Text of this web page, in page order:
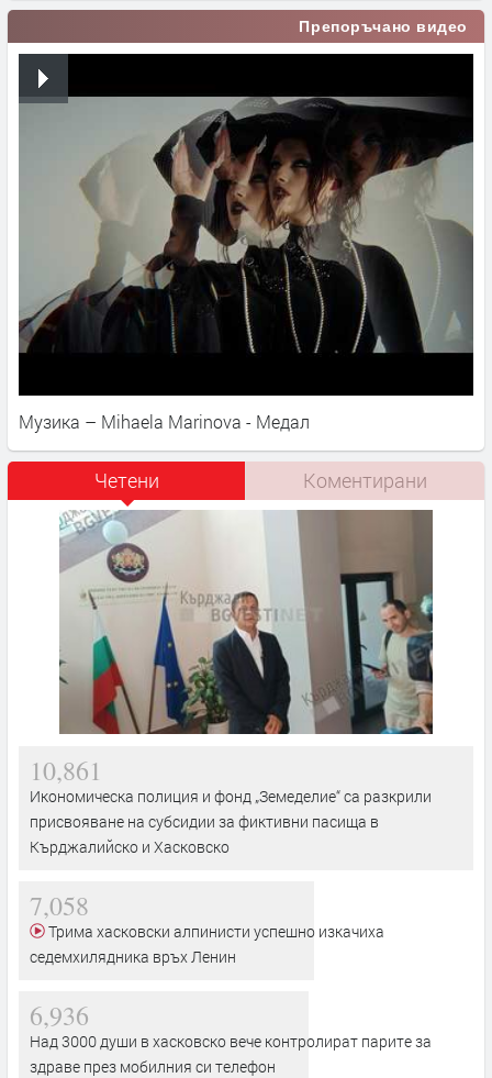
Препоръчано видео
Музика – Mihaela Marinova - Медал
Четени Коментирани
10,861
Икономическа полиция и фонд „Земеделие“ са разкрили
присвояване на субсидии за фиктивни пасища в
Кърджалийско и Хасковско
7,058
седемхилядника връх Ленин
6,936
Над 3000 души в хасковско вече контролират парите за
здраве през мобилния си телефон